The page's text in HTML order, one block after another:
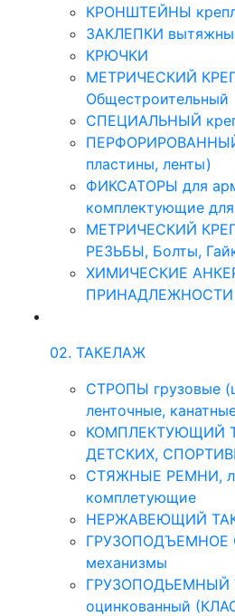
КРОНШТЕЙНЫ
ЗАКЛЕПКИ
КРЮЧКИ
МЕТРИЧЕСКИЙ
Общестроительный
СПЕЦИАЛЬНЫЙ
пластины, ленты)
ФИКСАТОРЫ для
комплектующие
МЕТРИЧЕСКИЙ
РЕЗЬБЫ, Болты,
ХИМИЧЕСКИЕ
ПРИНАДЛЕЖНОСТИ
02. ТАКЕЛАЖ
СТРОПЫ грузовые
ленточные,
КОМПЛЕКТУЮЩИЙ
ДЕТСКИХ,
СТЯЖНЫЕ РЕМНИ,
комплетующие
НЕРЖАВЕЮЩИЙ
ГРУЗОПОДЪЕМНОЕ
механизмы
ГРУЗОПОДЬЕМНЫЙ
оцинкованный